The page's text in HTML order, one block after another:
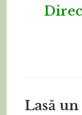
Lasă